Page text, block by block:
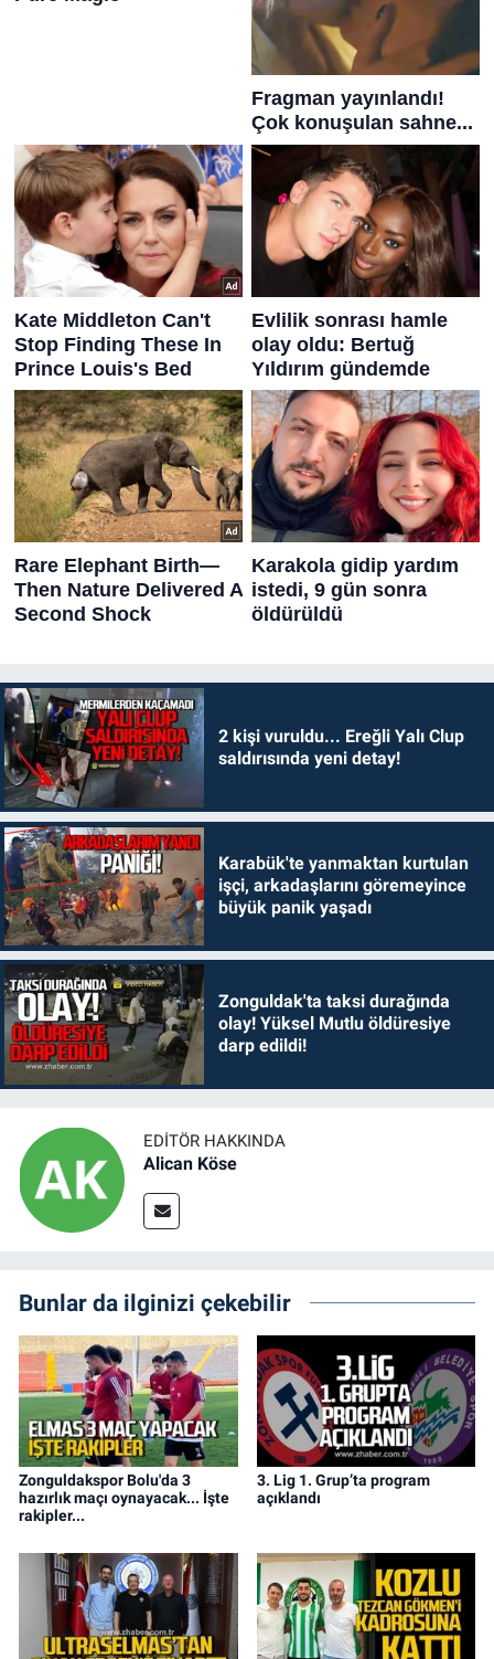
2 kişi vuruldu... Ereğli Yalı Clup
saldırısında yeni detay!
Karabük'te yanmaktan kurtulan
işçi, arkadaşlarını göremeyince
büyük panik yaşadı
Zonguldak'ta taksi durağında
olay! Yüksel Mutlu öldüresiye
darp edildi!
EDITÖR HAKKINDA
Alican Köse
Bunlar da ilginizi çekebilir
Zonguldakspor Bolu'da 3
hazırlık maçı oynayacak... İşte
rakipler...
3. Lig 1. Grup’ta program
açıklandı